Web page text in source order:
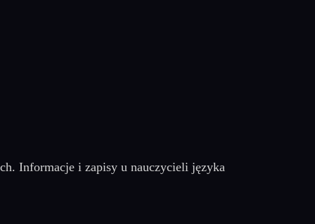
Informacje i zapisy u nauczycieli języka